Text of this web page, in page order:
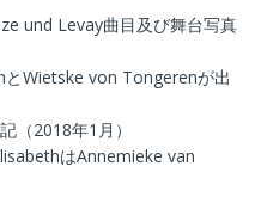
und Levay曲目及び舞台写真
Wietske von Tongerenが出
（2018年1月）
はAnnemieke van